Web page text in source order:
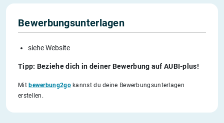
Bewerbungsunterlagen
siehe Website
Tipp: Beziehe dich in deiner Bewerbung auf AUBI-plus!
Mit bewerbung2gokannst du deine Bewerbungsunterlagen
erstellen.